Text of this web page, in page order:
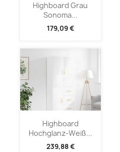
Highboard Grau
Sonoma...
179,09 €
Highboard
Hochglanz-Weiß...
239,88 €